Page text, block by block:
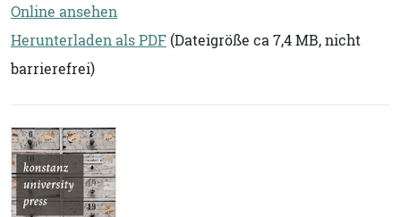
Online ansehen
Herunterladen als PDF (Dateigröße ca 7,4 MB, nicht
barrierefrei)